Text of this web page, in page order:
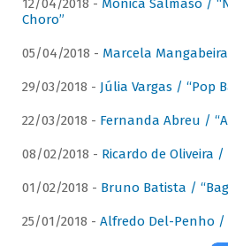
12/04/2018 - Mônica Salmaso /
Choro”
05/04/2018 - Marcela
29/03/2018 - Júlia Vargas / “Pop
22/03/2018 - Fernanda Abreu /
08/02/2018 - Ricardo de Oliveira /
01/02/2018 - Bruno Batista /
25/01/2018 - Alfredo Del-Penho /